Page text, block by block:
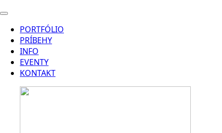
PORTFÓLIO
PRÍBEHY
INFO
EVENTY
KONTAKT